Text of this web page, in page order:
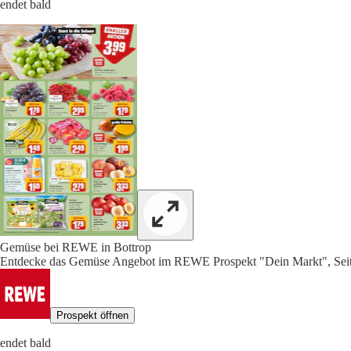
endet bald
Gemüse bei REWE in Bottrop
Entdecke das Gemüse Angebot im REWE Prospekt "Dein Markt",
Prospekt öffnen
endet bald